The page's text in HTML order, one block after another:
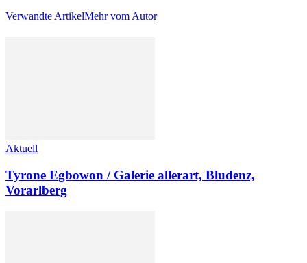
Verwandte ArtikelMehr vom Autor
Aktuell
Tyrone Egbowon / Galerie allerart, Bludenz,
Vorarlberg